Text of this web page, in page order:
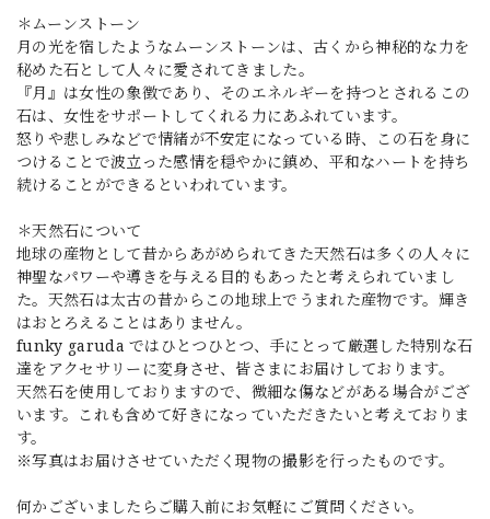
＊ムーンストーン
月の光を宿したようなムーンストーンは、古くから神秘的な力を
秘めた石として人々に愛されてきました。
『月』は女性の象徴であり、そのエネルギーを持つとされるこの
石は、女性をサポートしてくれる力にあふれています。
怒りや悲しみなどで情緒が不安定になっている時、この石を身に
つけることで波立った感情を穏やかに鎮め、平和なハートを持ち
続けることができるといわれています。
＊天然石について
地球の産物として昔からあがめられてきた天然石は多くの人々に
神聖なパワーや導きを与える目的もあったと考えられていまし
た。天然石は太古の昔からこの地球上でうまれた産物です。輝き
はおとろえることはありません。
funky garuda ではひとつひとつ、手にとって厳選した特別な石
達をアクセサリーに変身させ、皆さまにお届けしております。
天然石を使用しておりますので、微細な傷などがある場合がござ
います。これも含めて好きになっていただきたいと考えておりま
す。
※写真はお届けさせていただく現物の撮影を行ったものです。
何かございましたらご購入前にお気軽にご質問ください。